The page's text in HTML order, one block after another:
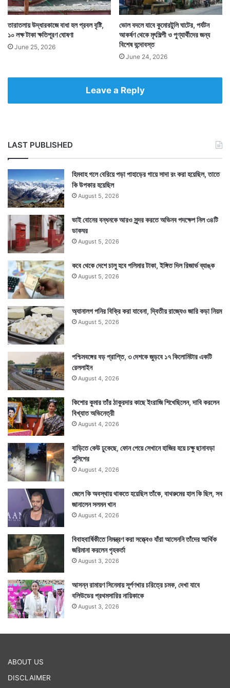
তারাতলায় উদ্ধারকাজে বাধা হল প্রবল বৃষ্টি,
১০ লক্ষ টাকা ক্ষতিপূরণ ঘোষণা
June 25, 2026
ভোল বদলে যাবে কুমোরটুলি ঘাটের, পর্যটন
আকর্ষণ থেকে মৃৎশিল্পী ও পুণ্যার্থীদের জন্য
বিশেষ বন্দোবস্ত
June 24, 2026
Leave a Reply
LAST PUBLISHED
হিমবাহ গলে বেরিয়ে পড়া পাহাড়ের গায়ে সাদা রং করা হয়েছিল, তাতে
কি উপকার হয়েছিল
August 5, 2026
ভাই বোনের বন্ধনকে আরও সুন্দর করতে অভিনব পদক্ষেপ নিল ৩৪টি
ডাকঘর
August 5, 2026
কবে থেকে দেশে চালু হবে পলিমার টাকা, ইঙ্গিত দিল রিজার্ভ ব্যাঙ্ক
August 5, 2026
অ্যানালগ পনির বিক্রি করা যাবেনা, দ্বিতীয় রাজ্যেও জারি কড়া নিয়ম
August 5, 2026
পশ্চিমবঙ্গের বড় প্রাপ্তি, ৩ দেশকে জুড়বে ১৭ কিলোমিটার একটি
রেললাইন
August 4, 2026
কিশোর কুমার তাঁর ঠাকুরদার কাছে ইংরাজি শিখেছিলেন, দাবি করলেন
বিখ্যাত অভিনেত্রী
August 4, 2026
বাড়িতে কেউ ঢুকেছে, ফোন পেয়ে সেখানে হাজির হয়ে চক্ষু ছানাবড়া
পুলিশের
August 4, 2026
জেলে কি অবস্থায় থাকতে হয়েছিল তাঁকে, বাথরুমের হাল কি ছিল, সব
জানালেন সলমন খান
August 4, 2026
বিবাহবার্ষিকীতে নিমন্ত্রণ করা সত্ত্বেও যাঁরা আসেননি তাঁদের আর্থিক
জরিমানা করলেন গৃহকর্তা
August 3, 2026
আসন্ন রামায়ণ সিনেমায় সূর্পণখার চরিত্রে চমক, দেখা যাবে
বলিউডের প্রথমসারির নায়িকাকে
August 3, 2026
ABOUT US
DISCLAIMER